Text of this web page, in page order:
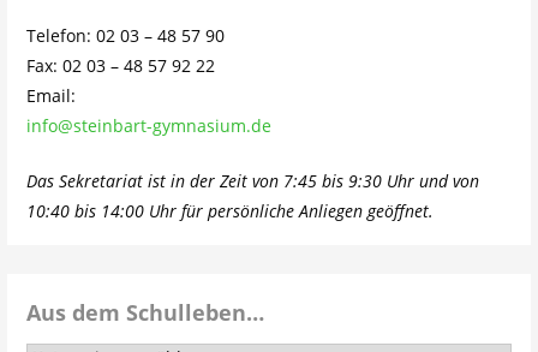
Telefon: 02 03 – 48 57 90
Fax: 02 03 – 48 57 92 22
Email:
info@steinbart-gymnasium.de
Das Sekretariat ist in der Zeit von 7:45 bis 9:30 Uhr und von
10:40 bis 14:00 Uhr für persönliche Anliegen geöffnet.
Aus dem Schulleben…